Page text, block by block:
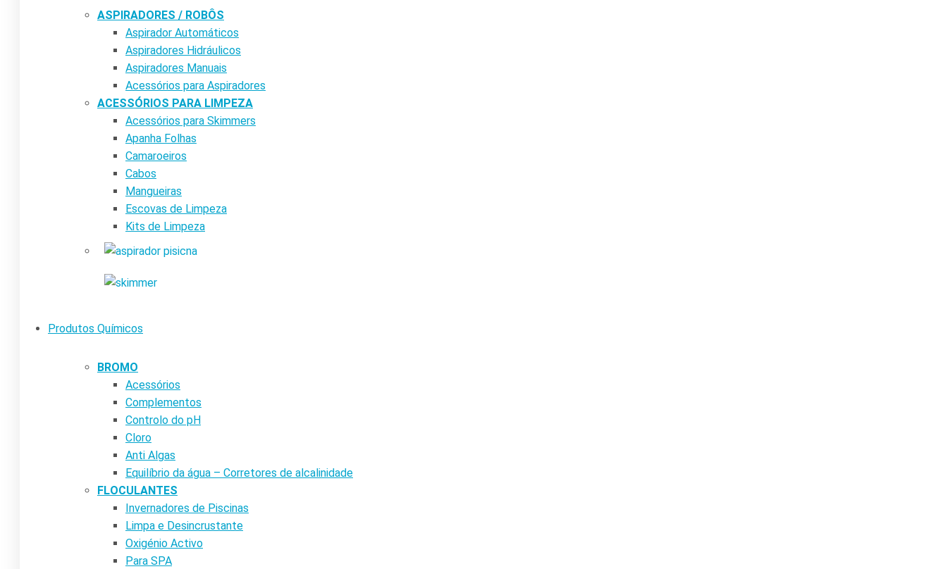
ASPIRADORES / ROBÔS
Aspirador Automáticos
Aspiradores Hidráulicos
Aspiradores Manuais
Acessórios para Aspiradores
ACESSÓRIOS PARA LIMPEZA
Acessórios para Skimmers
Apanha Folhas
Camaroeiros
Cabos
Mangueiras
Escovas de Limpeza
Kits de Limpeza
Produtos Químicos
BROMO
Acessórios
Complementos
Controlo do pH
Cloro
Anti Algas
Equilíbrio da água – Corretores de alcalinidade
FLOCULANTES
Invernadores de Piscinas
Limpa e Desincrustante
Oxigénio Activo
Para SPA